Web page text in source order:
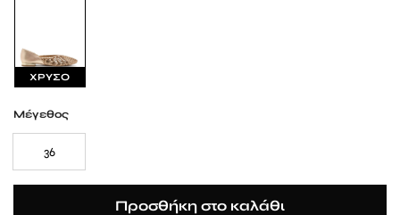
ΧΡΥΣΟ
Μέγεθος
36
Προσθήκη στο καλάθι